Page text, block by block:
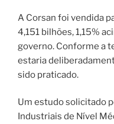
A Corsan foi vendida
4,151 bilhões, 1,15%
governo. Conforme a
estaria
sido praticado.
Um estudo solicitado
Industriais de Nível